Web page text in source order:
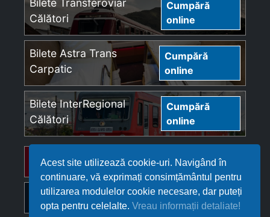
Acest site utilizează cookie-uri. Navigând în
continuare, vă exprimați consimțământul pentru
utilizarea modulelor cookie necesare, dar puteți
opta pentru celelalte.Vreau informații detaliate!
Bilete Transferoviar
Călători
Cumpără
online
Bilete Astra Trans
Carpatic
Cumpără
online
Bilete InterRegional
Călători
Cumpără
online
Bilete Regio Călători Cumpără online
Bilete Softrans Cumpără online